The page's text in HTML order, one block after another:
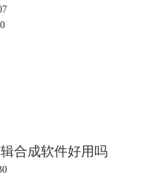
第一帧，调整边框为35，阻光度
转X、Y、Z的数值，如下图所
合成软件好用吗